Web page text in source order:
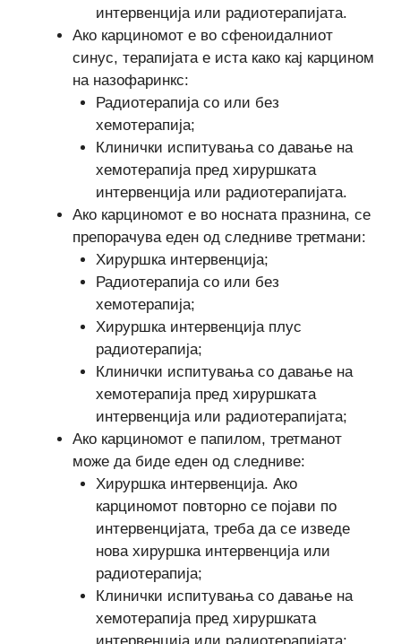
интервенција или радиотерапијата.
Ако карциномот е во сфеноидалниот
синус, терапијата е иста како кај карцином
на назофаринкс:
Радиотерапија со или без
хемотерапија;
Клинички испитувања со давање на
хемотерапија пред хируршката
интервенција или радиотерапијата.
Ако карциномот е во носната празнина, се
препорачува еден од следниве третмани:
Хируршка интервенција;
Радиотерапија со или без
хемотерапија;
Хируршка интервенција плус
радиотерапија;
Клинички испитувања со давање на
хемотерапија пред хируршката
интервенција или радиотерапијата;
Ако карциномот е папилом, третманот
може да биде еден од следниве:
Хируршка интервенција. Ако
карциномот повторно се појави по
интервенцијата, треба да се изведе
нова хируршка интервенција или
радиотерапија;
Клинички испитувања со давање на
хемотерапија пред хируршката